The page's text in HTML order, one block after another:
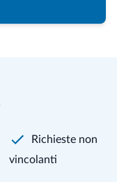
Richieste non
vincolanti